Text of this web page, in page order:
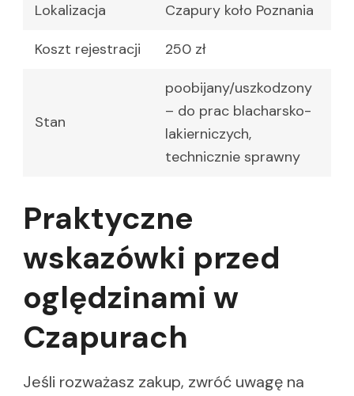
Lokalizacja Czapury koło Poznania
Koszt rejestracji 250 zł
Stan
poobijany/uszkodzony
– do prac blacharsko-
lakierniczych,
technicznie sprawny
Praktyczne
wskazówki przed
oględzinami w
Czapurach
Jeśli rozważasz zakup, zwróć uwagę na